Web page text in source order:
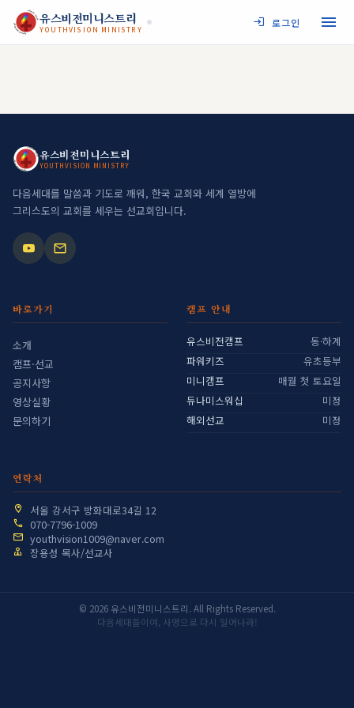
JESUS MY SAVIOR
YOUTHVISION MINISTRY
유스비전미니스트리
YOUTHVISION MINISTRY
로그인
JESUS MY SAVIOR
YOUTHVISION MINISTRY
유스비전미니스트리
YOUTHVISION MINISTRY
다음세대를 말씀과 기도로 깨워, 한국 교회와 세계 열방에
그리스도의 교회를 세우는 선교회입니다.
바로가기
소개
캠프·선교
공지사항
영상실황
문의하기
캠프 안내
유스비전캠프
동·하계
파워키즈
유초등부
미니캠프
매월 첫 토요일
듀나미스워십
미정
해외선교
미정
연락처
서울 강서구 방화대로34길 12
070-7796-1009
youthvision1009@naver.com
장용성 목사/선교사
© 2026 유스비전미니스트리. All Rights Reserved.
다음세대들이여, 사명으로 다시 일어나라!